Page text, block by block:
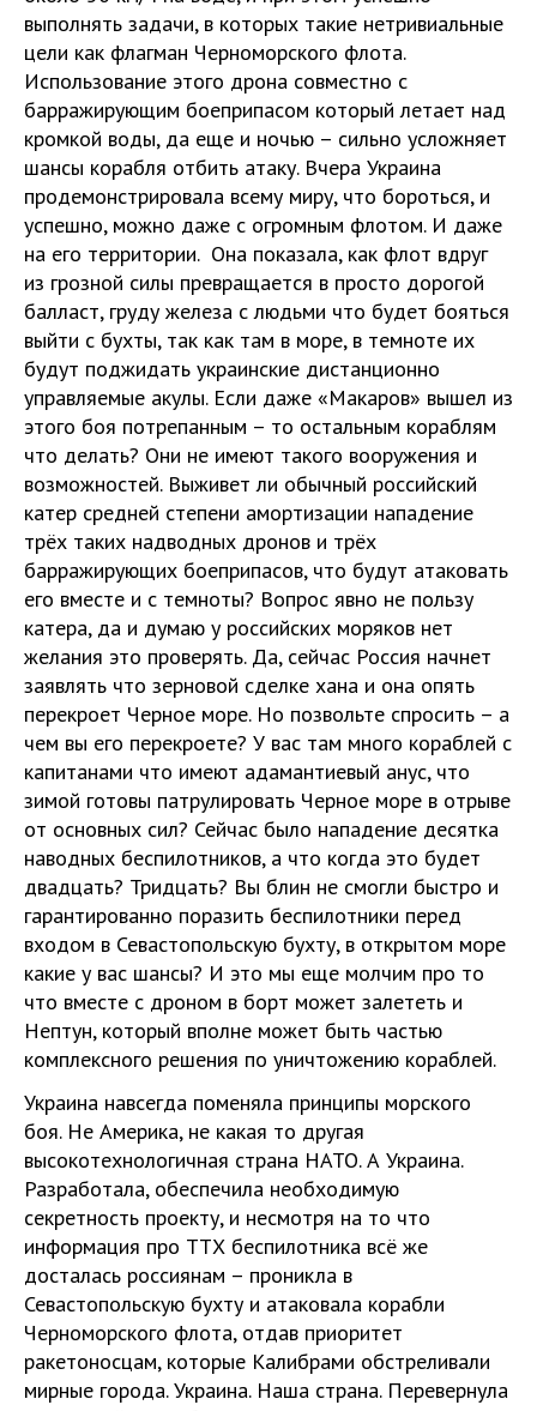
выполнять задачи, в которых такие нетривиальные
цели как флагман Черноморского флота.
Использование этого дрона совместно с
барражирующим боеприпасом который летает над
кромкой воды, да еще и ночью – сильно усложняет
шансы корабля отбить атаку. Вчера Украина
продемонстрировала всему миру, что бороться, и
успешно, можно даже с огромным флотом. И даже
на его территории. Она показала, как флот вдруг
из грозной силы превращается в просто дорогой
балласт, груду железа с людьми что будет бояться
выйти с бухты, так как там в море, в темноте их
будут поджидать украинские дистанционно
управляемые акулы. Если даже «Макаров» вышел из
этого боя потрепанным – то остальным кораблям
что делать? Они не имеют такого вооружения и
возможностей. Выживет ли обычный российский
катер средней степени амортизации нападение
трёх таких надводных дронов и трёх
барражирующих боеприпасов, что будут атаковать
его вместе и с темноты? Вопрос явно не пользу
катера, да и думаю у российских моряков нет
желания это проверять. Да, сейчас Россия начнет
заявлять что зерновой сделке хана и она опять
перекроет Черное море. Но позвольте спросить – а
чем вы его перекроете? У вас там много кораблей с
капитанами что имеют адамантиевый анус, что
зимой готовы патрулировать Черное море в отрыве
от основных сил? Сейчас было нападение десятка
наводных беспилотников, а что когда это будет
двадцать? Тридцать? Вы блин не смогли быстро и
гарантированно поразить беспилотники перед
входом в Севастопольскую бухту, в открытом море
какие у вас шансы? И это мы еще молчим про то
что вместе с дроном в борт может залететь и
Нептун, который вполне может быть частью
комплексного решения по уничтожению кораблей.
Украина навсегда поменяла принципы морского
боя. Не Америка, не какая то другая
высокотехнологичная страна НАТО. А Украина.
Разработала, обеспечила необходимую
секретность проекту, и несмотря на то что
информация про ТТХ беспилотника всё же
досталась россиянам – проникла в
Севастопольскую бухту и атаковала корабли
Черноморского флота, отдав приоритет
ракетоносцам, которые Калибрами обстреливали
мирные города. Украина. Наша страна. Перевернула